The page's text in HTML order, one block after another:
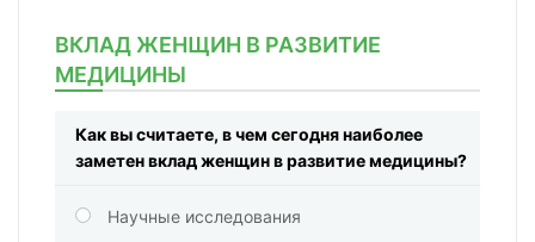
ВКЛАД ЖЕНЩИН В РАЗВИТИЕ
МЕДИЦИНЫ
Как вы считаете, в чем сегодня наиболее
заметен вклад женщин в развитие медицины?
Научные исследования